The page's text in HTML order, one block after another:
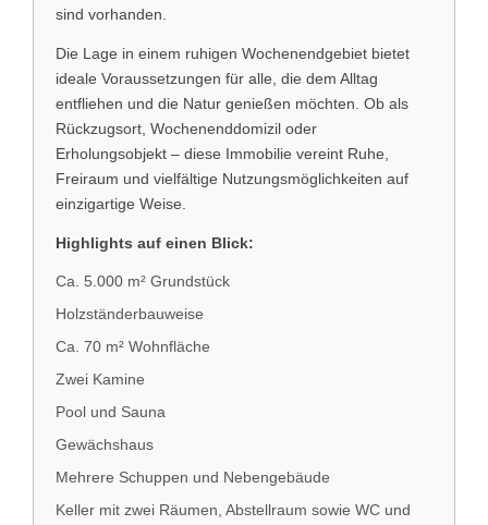
sind vorhanden.
Die Lage in einem ruhigen Wochenendgebiet bietet
ideale Voraussetzungen für alle, die dem Alltag
entfliehen und die Natur genießen möchten. Ob als
Rückzugsort, Wochenenddomizil oder
Erholungsobjekt – diese Immobilie vereint Ruhe,
Freiraum und vielfältige Nutzungsmöglichkeiten auf
einzigartige Weise.
Highlights auf einen Blick:
Ca. 5.000 m² Grundstück
Holzständerbauweise
Ca. 70 m² Wohnfläche
Zwei Kamine
Pool und Sauna
Gewächshaus
Mehrere Schuppen und Nebengebäude
Keller mit zwei Räumen, Abstellraum sowie WC und